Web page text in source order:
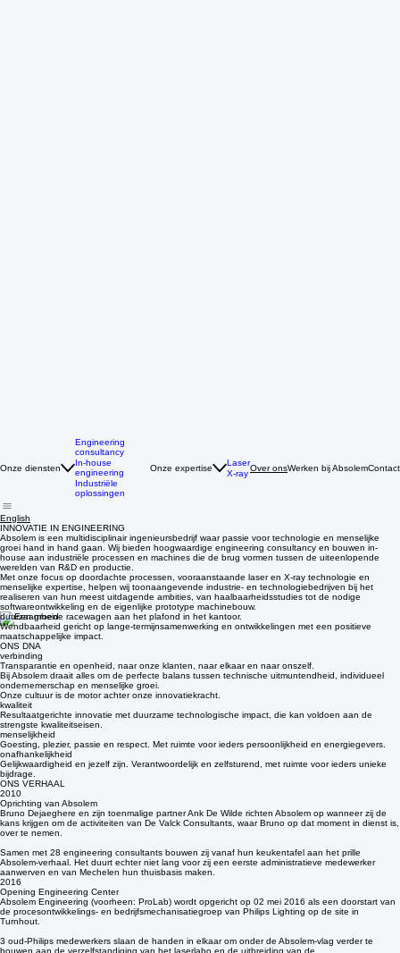
Engineering
consultancy
In-house
engineering
Industriële
Laser
English
INNOVATIE IN ENGINEERING
Absolem is een multidisciplinair ingenieursbedrijf waar passie voor technologie en menselijke
groei hand in hand gaan. Wij bieden hoogwaardige engineering consultancy en bouwen in-
house aan industriële processen en machines die de brug vormen tussen de uiteenlopende
werelden van R&D en productie.
Met onze focus op doordachte processen, vooraanstaande laser en X-ray technologie en
menselijke expertise, helpen wij toonaangevende industrie- en technologiebedrijven bij het
realiseren van hun meest uitdagende ambities, van haalbaarheidsstudies tot de nodige
softwareontwikkeling en de eigenlijke prototype machinebouw.
duurzaamheid
Wendbaarheid gericht op lange-termijnsamenwerking en ontwikkelingen met een positieve
maatschappelijke impact.
ONS DNA
verbinding
Transparantie en openheid, naar onze klanten, naar elkaar en naar onszelf.
Bij Absolem draait alles om de perfecte balans tussen technische uitmuntendheid, individueel
ondernemerschap en menselijke groei.
Onze cultuur is de motor achter onze innovatiekracht.
kwaliteit
Resultaatgerichte innovatie met duurzame technologische impact, die kan voldoen aan de
strengste kwaliteitseisen.
menselijkheid
Goesting, plezier, passie en respect. Met ruimte voor ieders persoonlijkheid en energiegevers.
onafhankelijkheid
Gelijkwaardigheid en jezelf zijn. Verantwoordelijk en zelfsturend, met ruimte voor ieders unieke
bijdrage.
ONS VERHAAL
2010
Oprichting van Absolem
Bruno Dejaeghere en zijn toenmalige partner Ank De Wilde richten Absolem op wanneer zij de
over te nemen.
Samen met 28 engineering consultants bouwen zij vanaf hun keukentafel aan het prille
Absolem-verhaal. Het duurt echter niet lang voor zij een eerste administratieve medewerker
aanwerven en van Mechelen hun thuisbasis maken.
2016
Opening Engineering Center
Absolem Engineering (voorheen: ProLab) wordt opgericht op 02 mei 2016 als een doorstart van
Turnhout.